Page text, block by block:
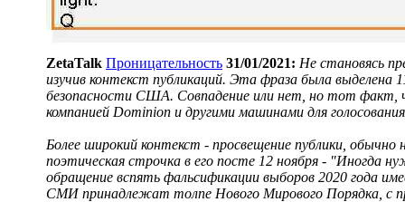
ZetaTalk Проницательность 31/01/2021: Не становясь
изучив контекст публикаций. Эта фраза была выделена
безопасности США. Совпадение или нет, но тот факт,
компанией Dominion и другими машинами для
Более широкий контекст - просвещение публики,
поэтическая строчка в его посте 12 ноября - "Иногда
обращение вспять фальсификации выборов 2020 года
СМИ принадлежат толпе Нового Мирового Порядка, с